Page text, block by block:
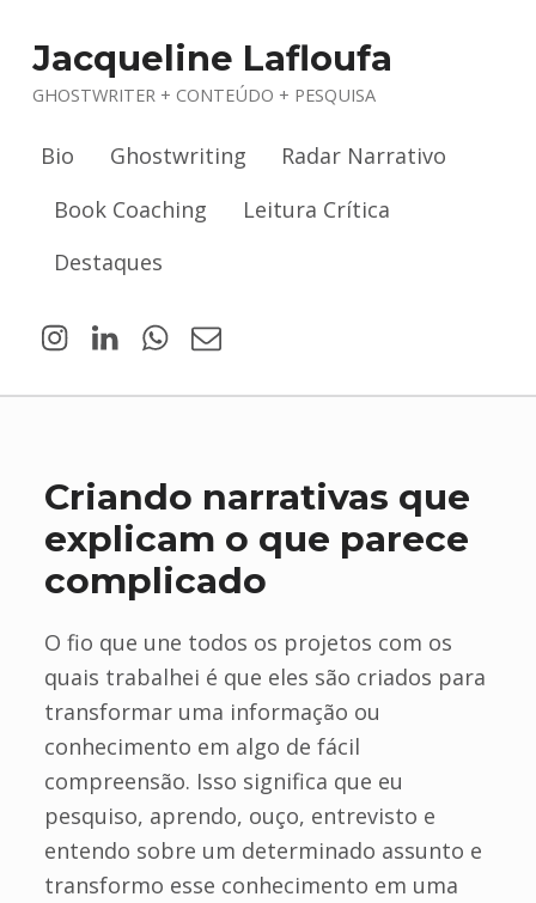
Jacqueline Lafloufa
GHOSTWRITER + CONTEÚDO + PESQUISA
Bio Ghostwriting
Radar Narrativo
Book Coaching
Leitura Crítica
Destaques
Criando narrativas que
explicam o que parece
complicado
O fio que une todos os projetos com os
quais trabalhei é que eles são criados para
transformar uma informação ou
conhecimento em algo de fácil
compreensão. Isso significa que eu
pesquiso, aprendo, ouço, entrevisto e
entendo sobre um determinado assunto e
transformo esse conhecimento em uma